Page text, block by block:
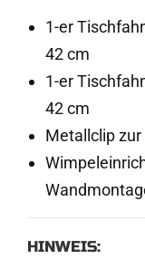
1-er
42 cm
1-er
42 cm
Metallclip
HINWEIS: